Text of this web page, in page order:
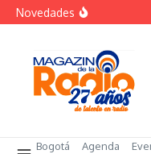
Saltar al contenido
Novedades
La
sustitución
Bogotá Agenda